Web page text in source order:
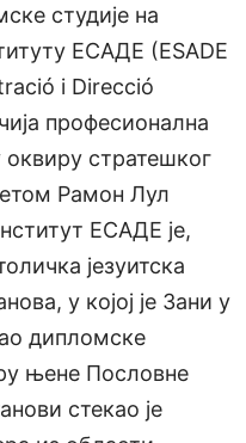
студије на
ЕСАДЕ (ESADE
i Direcció
професионална
стратешког
Рамон Лул
ЕСАДЕ је,
језуитска
у којој је Зани у
дипломске
њене Пословне
стекао је